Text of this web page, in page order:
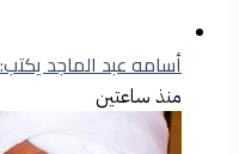
أسامه عبد الماجد
منذ ساعتين